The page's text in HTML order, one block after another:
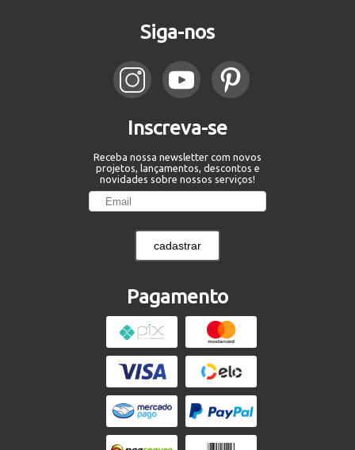
Siga-nos
Inscreva-se
Receba nossa newsletter com novos
projetos, lançamentos, descontos e
novidades sobre nossos serviços!
cadastrar
Pagamento